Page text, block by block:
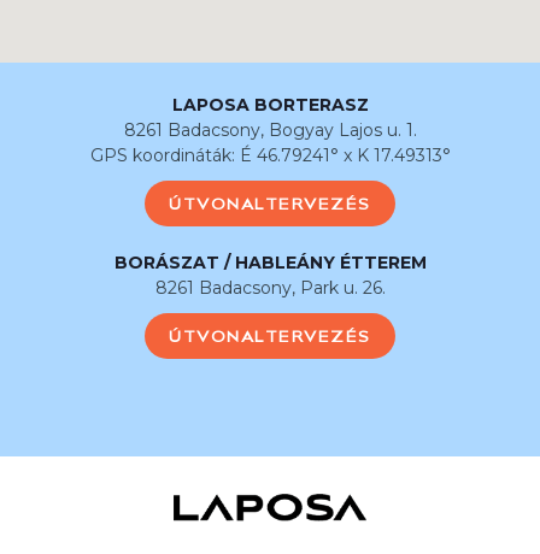
LAPOSA BORTERASZ
8261 Badacsony, Bogyay Lajos u. 1.
GPS koordináták: É 46.79241° x K 17.49313°
ÚTVONALTERVEZÉS
BORÁSZAT / HABLEÁNY ÉTTEREM
8261 Badacsony, Park u. 26.
ÚTVONALTERVEZÉS